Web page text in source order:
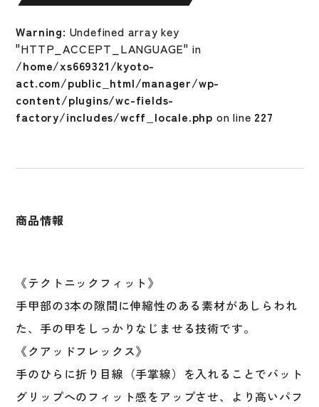
両
CFX
PRO
HI-
LITE
バ
ッ
ン
ロ
野
球
硬
式
野
球
軟
式
Warning: Undefined array key
"HTTP_ACCEPT_LANGUAGE" in
/home/xs669321/kyoto-
act.com/public_html/manager/wp-
content/plugins/wc-fields-
factory/includes/wcff_locale.php on line 227
商品情報
《テクトニックフィット》
手甲部の3本の隙間に伸縮性のある素材があしらわれ
た、手の甲をしっかりなじませる技術です。
《クアッドフレックス》
手のひらに折り目線（手掌線）を入れることでバット
グリップへのフィット感をアップさせ、より高いパフ